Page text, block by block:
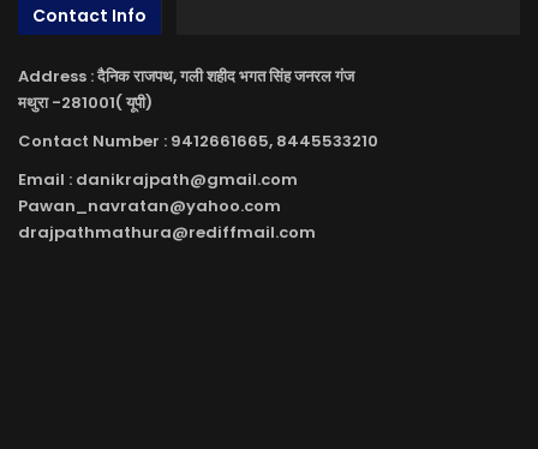
Contact Info
Address : दैनिक राजपथ, गली शहीद भगत सिंह जनरल गंज
मथुरा -281001( यूपी)
Contact Number : 9412661665, 8445533210
Email : danikrajpath@gmail.com
Pawan_navratan@yahoo.com
drajpathmathura@rediffmail.com